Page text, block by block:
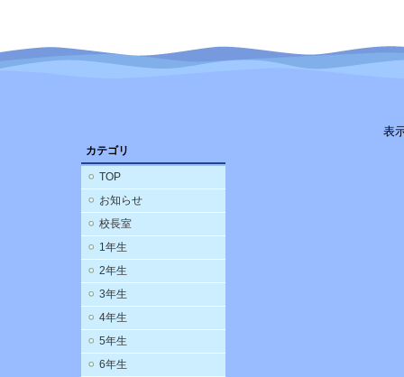
カテゴリ
TOP
お知らせ
校長室
1年生
2年生
3年生
4年生
5年生
6年生
表